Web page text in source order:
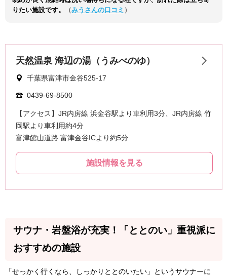
りたい施設です。
（みうさんの口コミ ）
サウナ・岩盤浴が充実！「ととのい」重視派に
おすすめの施設
「せっかく行くなら、しっかりととのいたい」というサウナーに